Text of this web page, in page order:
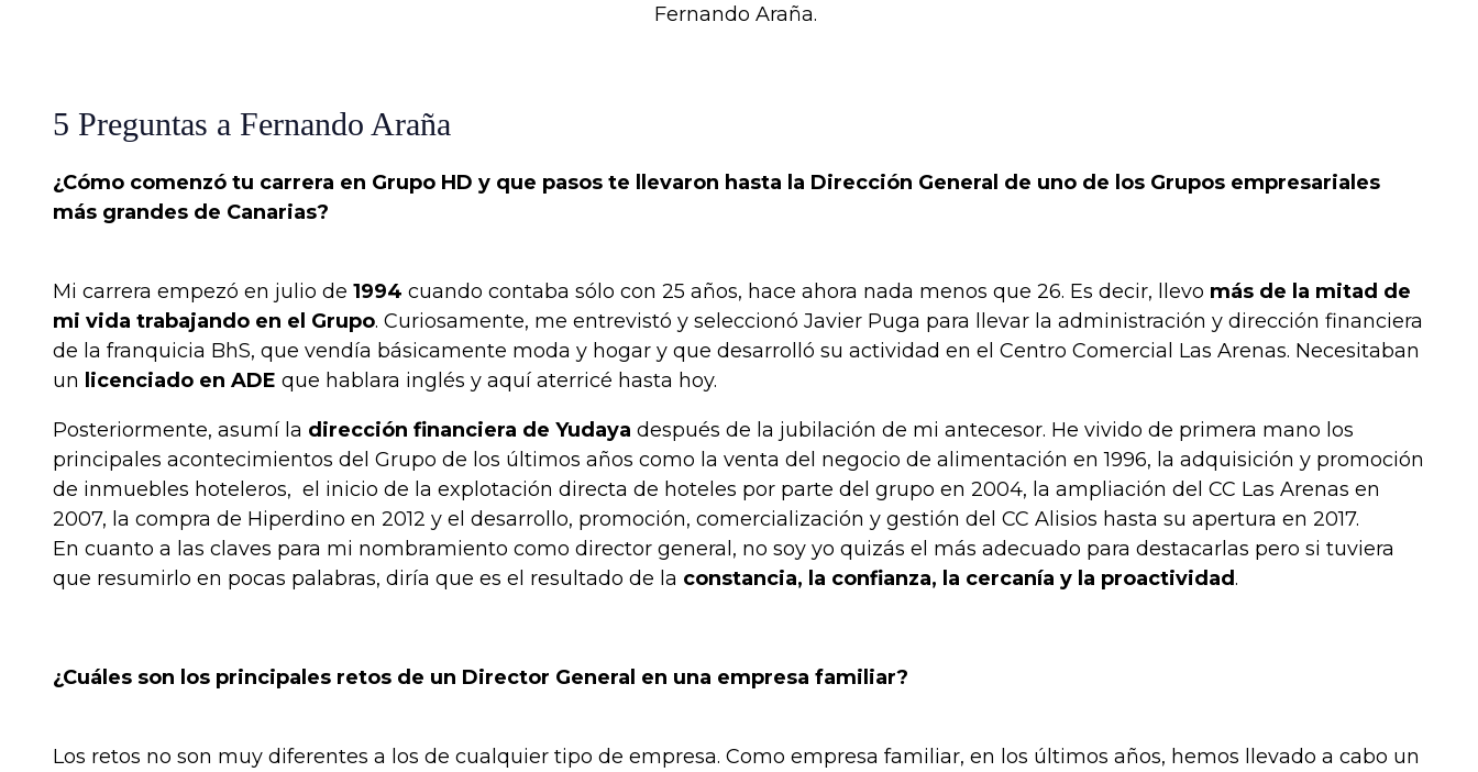
Fernando Araña.
5 Preguntas a Fernando Araña
¿Cómo comenzó tu carrera en Grupo HD y que pasos te llevaron hasta la Dirección General de uno de los Grupos empresariales
más grandes de Canarias?
Mi carrera empezó en julio de 1994 cuando contaba sólo con 25 años, hace ahora nada menos que 26. Es decir, llevo más de la mitad de
mi vida trabajando en el Grupo. Curiosamente, me entrevistó y seleccionó Javier Puga para llevar la administración y dirección financiera
de la franquicia BhS, que vendía básicamente moda y hogar y que desarrolló su actividad en el Centro Comercial Las Arenas. Necesitaban
un licenciado en ADE que hablara inglés y aquí aterricé hasta hoy.
Posteriormente, asumí la dirección financiera de Yudaya después de la jubilación de mi antecesor. He vivido de primera mano los
principales acontecimientos del Grupo de los últimos años como la venta del negocio de alimentación en 1996, la adquisición y promoción
de inmuebles hoteleros, el inicio de la explotación directa de hoteles por parte del grupo en 2004, la ampliación del CC Las Arenas en
2007, la compra de Hiperdino en 2012 y el desarrollo, promoción, comercialización y gestión del CC Alisios hasta su apertura en 2017.
En cuanto a las claves para mi nombramiento como director general, no soy yo quizás el más adecuado para destacarlas pero si tuviera
que resumirlo en pocas palabras, diría que es el resultado de la constancia, la confianza, la cercanía y la proactividad.
¿Cuáles son los principales retos de un Director General en una empresa familiar?
Los retos no son muy diferentes a los de cualquier tipo de empresa. Como empresa familiar, en los últimos años, hemos llevado a cabo un